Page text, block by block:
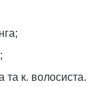
та к. волосиста.